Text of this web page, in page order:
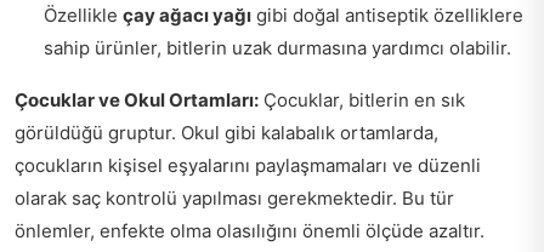
Özellikle çay ağacı yağı gibi doğal antiseptik özelliklere
sahip ürünler, bitlerin uzak durmasına yardımcı olabilir.
Çocuklar ve Okul Ortamları: Çocuklar, bitlerin en sık
görüldüğü gruptur. Okul gibi kalabalık ortamlarda,
çocukların kişisel eşyalarını paylaşmamaları ve düzenli
olarak saç kontrolü yapılması gerekmektedir. Bu tür
önlemler, enfekte olma olasılığını önemli ölçüde azaltır.